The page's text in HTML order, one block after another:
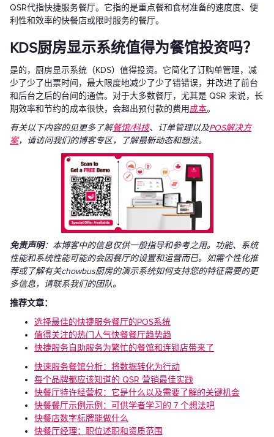
QSR代指快捷服务餐厅。它指的是重点餐和食材准备的速度度、便
利性和效率的快餐店或限时服务的餐厅。
KDS厨房显示系统值得为餐馆投资吗？
是的，厨房显示系统（KDS）值得投资。它简化了订购单管理，减
少了少了出票时间，最大限度地减少了少了错错误，并改进了前台
和后台之后的台间的通信。对于大多数餐厅，尤其是 QSR 来说，长
期效率和节约的成本很快，会超出预付款的费用成本。
有关以下内容的见更多了解餐馆/科技、订单管理以及POS解决方
案，请访问我们的博客专区，了解最新动态和想法。
免责声明：本博客中的信息仅供一般指导和参考之用。功能、系统
性能和系统性能可能的会因餐厅的设置和运营而已。如需个性化推
荐或了解有关chowbus厨房的演示系统如何支持您的特征需要的更
多信息，请联系我们的团队。
推荐文章：
选择最佳的快捷服务餐厅的POS系统
值得关注的热门人气快餐餐厅趋势趋
快捷服务自助服务为繁忙的餐馆和连锁店带来了
快速服务餐馆分析：将数据转化为行动
每个品牌都应该知道的 QSR 营销最佳实践
快餐厅特许经营权：它是什么以及需要了解的关键机会
快餐餐厅示例示例：可供学者学习的 7 个想法吧
快餐店数字标牌能做什么
快餐厅经理：职位述职和资质范围